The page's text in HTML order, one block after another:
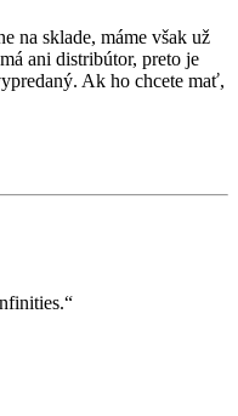
na sklade, máme však už
ani distribútor, preto je
Ak ho chcete mať,